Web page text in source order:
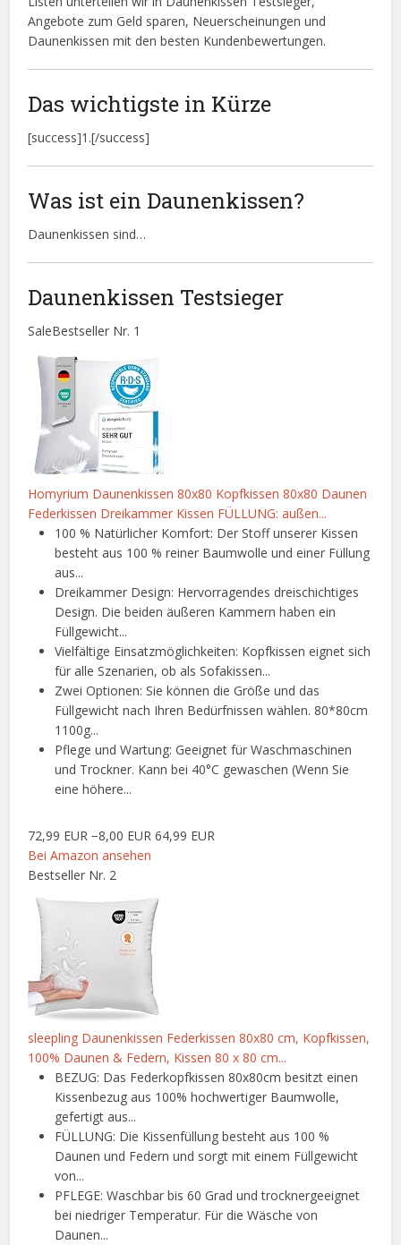
Angebote zum Geld sparen, Neuerscheinungen und
Daunenkissen mit den besten Kundenbewertungen.
Das wichtigste in Kürze
[success]1.[/success]
Was ist ein Daunenkissen?
Daunenkissen sind…
Daunenkissen Testsieger
SaleBestseller Nr. 1
Homyrium Daunenkissen 80x80 Kopfkissen 80x80 Daunen
Federkissen Dreikammer Kissen FÜLLUNG: außen...
100 % Natürlicher Komfort: Der Stoff unserer Kissen
besteht aus 100 % reiner Baumwolle und einer Füllung
aus...
Dreikammer Design: Hervorragendes dreischichtiges
Design. Die beiden äußeren Kammern haben ein
Füllgewicht...
Vielfältige Einsatzmöglichkeiten: Kopfkissen eignet sich
für alle Szenarien, ob als Sofakissen...
Zwei Optionen: Sie können die Größe und das
Füllgewicht nach Ihren Bedürfnissen wählen. 80*80cm
1100g...
Pflege und Wartung: Geeignet für Waschmaschinen
und Trockner. Kann bei 40°C gewaschen (Wenn Sie
eine höhere...
72,99 EUR −8,00 EUR 64,99 EUR
Bei Amazon ansehen
Bestseller Nr. 2
sleepling Daunenkissen Federkissen 80x80 cm, Kopfkissen,
100% Daunen & Federn, Kissen 80 x 80 cm...
BEZUG: Das Federkopfkissen 80x80cm besitzt einen
Kissenbezug aus 100% hochwertiger Baumwolle,
gefertigt aus...
FÜLLUNG: Die Kissenfüllung besteht aus 100 %
Daunen und Federn und sorgt mit einem Füllgewicht
von...
PFLEGE: Waschbar bis 60 Grad und trocknergeeignet
bei niedriger Temperatur. Für die Wäsche von
Daunen...